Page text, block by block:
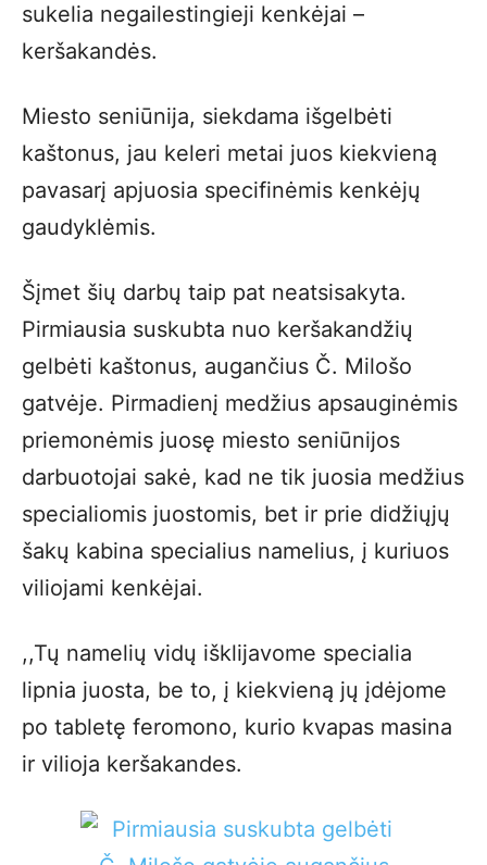
sukelia negailestingieji kenkėjai –
keršakandės.
Miesto seniūnija, siekdama išgelbėti
kaštonus, jau keleri metai juos kiekvieną
pavasarį apjuosia specifinėmis kenkėjų
gaudyklėmis.
Šįmet šių darbų taip pat neatsisakyta.
Pirmiausia suskubta nuo keršakandžių
gelbėti kaštonus, augančius Č. Milošo
gatvėje. Pirmadienį medžius apsauginėmis
priemonėmis juosę miesto seniūnijos
darbuotojai sakė, kad ne tik juosia medžius
specialiomis juostomis, bet ir prie didžiųjų
šakų kabina specialius namelius, į kuriuos
viliojami kenkėjai.
,,Tų namelių vidų išklijavome specialia
lipnia juosta, be to, į kiekvieną jų įdėjome
po tabletę feromono, kurio kvapas masina
ir vilioja keršakandes.